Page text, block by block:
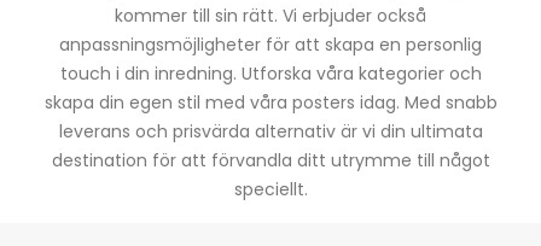
kommer till sin rätt. Vi erbjuder också
anpassningsmöjligheter för att skapa en personlig
touch i din inredning. Utforska våra kategorier och
skapa din egen stil med våra posters idag. Med snabb
leverans och prisvärda alternativ är vi din ultimata
destination för att förvandla ditt utrymme till något
speciellt.